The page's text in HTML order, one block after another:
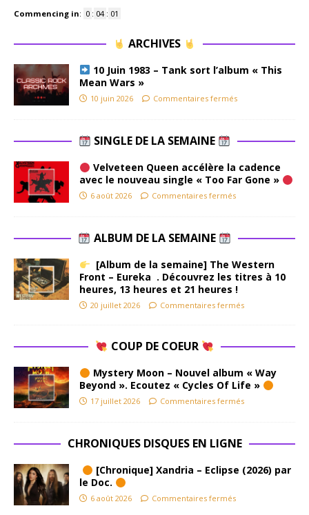
Commencing in: 0 : 04 : 00
ARCHIVES
10 Juin 1983 – Tank sort l’album « This
Mean Wars »
10 juin 2026 Commentaires fermés
SINGLE DE LA SEMAINE
Velveteen Queen accélère la cadence
avec le nouveau single « Too Far Gone »
6 août 2026 Commentaires fermés
ALBUM DE LA SEMAINE
[Album de la semaine] The Western
Front – Eureka . Découvrez les titres à 10
heures, 13 heures et 21 heures !
20 juillet 2026 Commentaires fermés
COUP DE COEUR
Mystery Moon – Nouvel album « Way
Beyond ». Ecoutez « Cycles Of Life »
17 juillet 2026 Commentaires fermés
CHRONIQUES DISQUES EN LIGNE
[Chronique] Xandria – Eclipse (2026) par
le Doc.
6 août 2026 Commentaires fermés